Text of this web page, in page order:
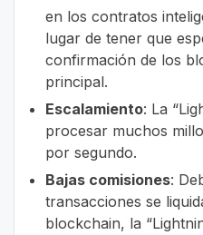
en los contratos
lugar de tener que
confirmación de los
principal.
Escalamiento: La
procesar muchos
por segundo.
Bajas comisiones:
transacciones se
blockchain, la